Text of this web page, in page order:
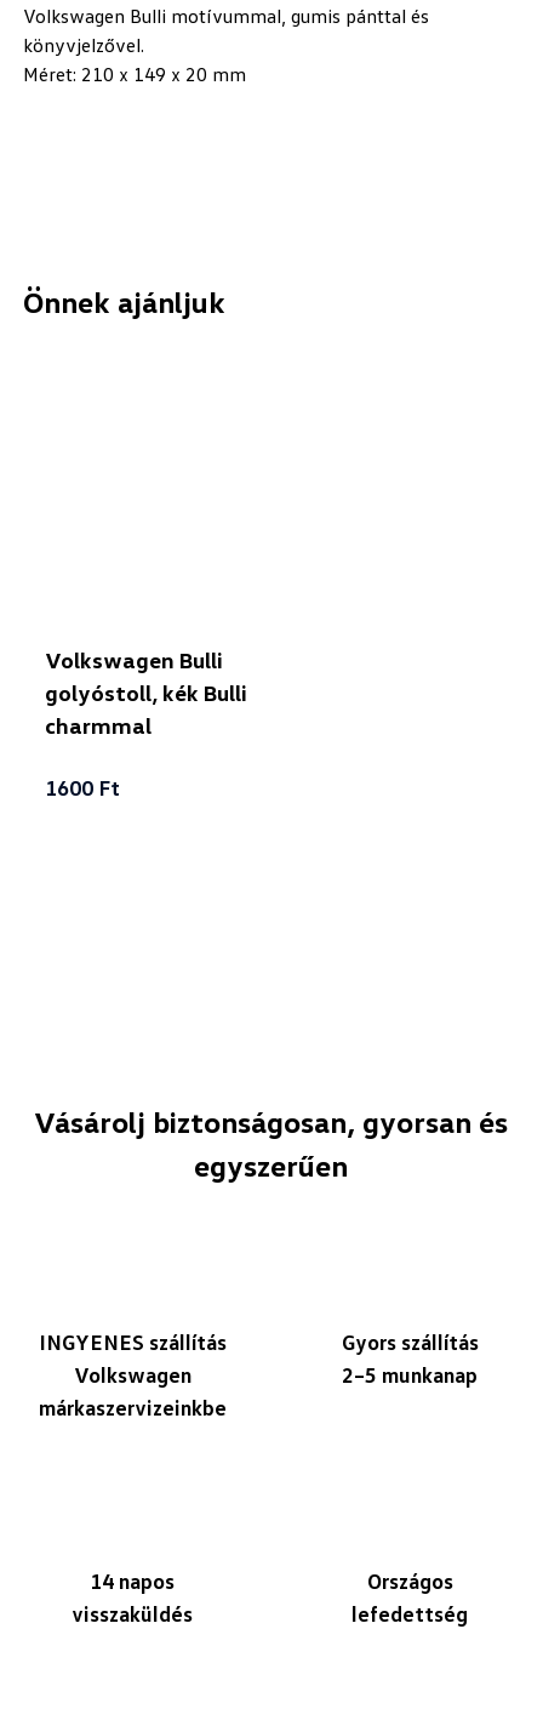
Volkswagen Bulli motívummal, gumis pánttal és
könyvjelzővel.
Méret: 210 x 149 x 20 mm
Önnek ajánljuk
Volkswagen Bulli
golyóstoll, kék Bulli
charmmal
1600 Ft
Vásárolj biztonságosan, gyorsan és
egyszerűen
INGYENES szállítás
Volkswagen
márkaszervizeinkbe
Gyors szállítás
2–5 munkanap
14 napos
visszaküldés
Országos
lefedettség